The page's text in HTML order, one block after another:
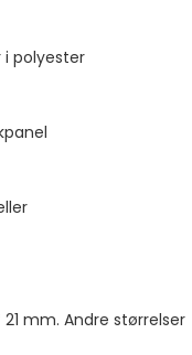
i polyester
mm. Andre størrelser